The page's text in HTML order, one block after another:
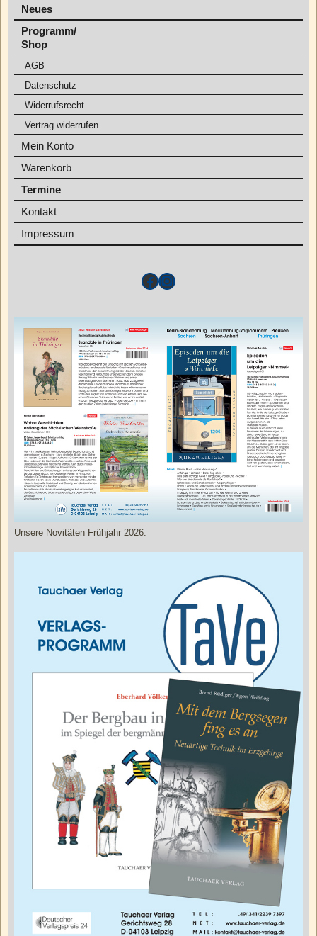
Neues
Programm/
Shop
AGB
Datenschutz
Widerrufsrecht
Vertrag widerrufen
Mein Konto
Warenkorb
Termine
Kontakt
Impressum
Unsere Novitäten Frühjahr 2026.